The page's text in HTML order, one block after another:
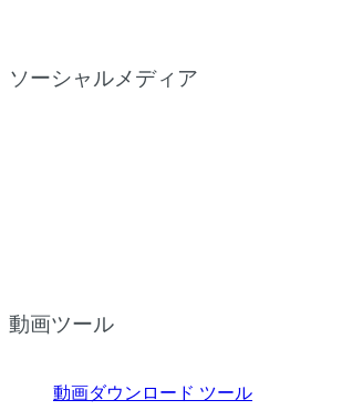
ソーシャルメディア
動画ツール
動画ダウンロード ツール